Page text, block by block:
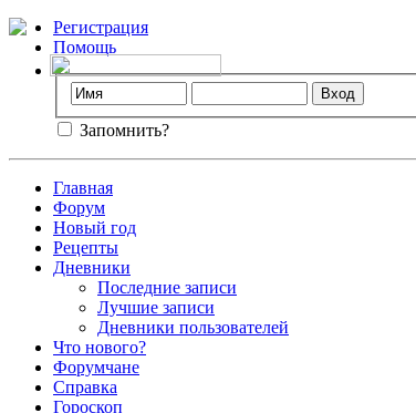
Регистрация
Помощь
Запомнить?
Главная
Форум
Новый год
Рецепты
Дневники
Последние записи
Лучшие записи
Дневники пользователей
Что нового?
Форумчане
Справка
Гороскоп